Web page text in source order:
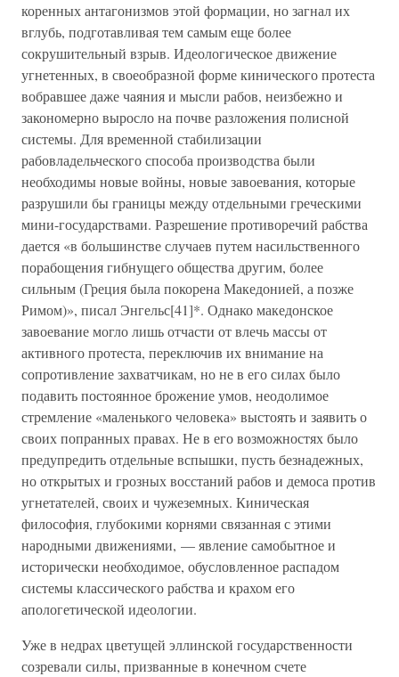
коренных антагонизмов этой формации, но загнал их
вглубь, подготавливая тем самым еще более
сокрушительный взрыв. Идеологическое движение
угнетенных, в своеобразной форме кинического протеста
вобравшее даже чаяния и мысли рабов, неизбежно и
закономерно выросло на почве разложения полисной
системы. Для временной стабилизации
рабовладельческого способа производства были
необходимы новые войны, новые завоевания, которые
разрушили бы границы между отдельными греческими
мини-государствами. Разрешение противоречий рабства
дается «в большинстве случаев путем насильственного
порабощения гибнущего общества другим, более
сильным (Греция была покорена Македонией, а позже
Римом)», писал Энгельс[41]*. Однако македонское
завоевание могло лишь отчасти от влечь массы от
активного протеста, переключив их внимание на
сопротивление захватчикам, но не в его силах было
подавить постоянное брожение умов, неодолимое
стремление «маленького человека» выстоять и заявить о
своих попранных правах. Не в его возможностях было
предупредить отдельные вспышки, пусть безнадежных,
но открытых и грозных восстаний рабов и демоса против
угнетателей, своих и чужеземных. Киническая
философия, глубокими корнями связанная с этими
народными движениями, — явление самобытное и
исторически необходимое, обусловленное распадом
системы классического рабства и крахом его
апологетической идеологии.
Уже в недрах цветущей эллинской государственности
созревали силы, призванные в конечном счете